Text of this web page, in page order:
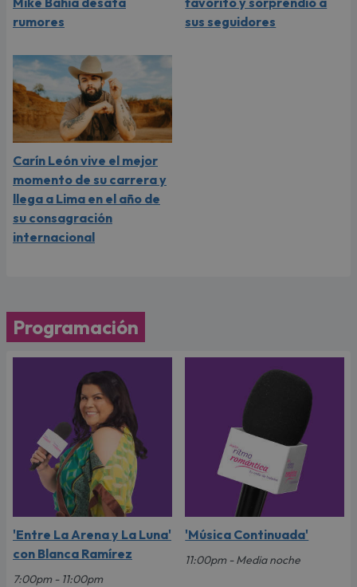
rumores
sus seguidores
Carín León vive el mejor
momento de su carrera y
llega a Lima en el año de
su consagración
internacional
Programación
'Entre La Arena y La Luna'
con Blanca Ramírez
7:00pm - 11:00pm
'Música Continuada'
11:00pm - Media noche